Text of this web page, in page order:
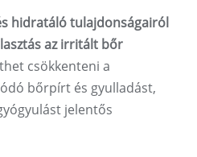
hidratáló tulajdonságairól
az irritált bőr
csökkenteni a
bőrpírt és gyulladást,
jelentős